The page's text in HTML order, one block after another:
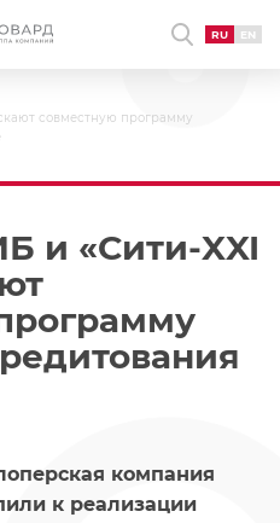
RU EN
совместную программу
и «Сити-XXI
компания
к реализации